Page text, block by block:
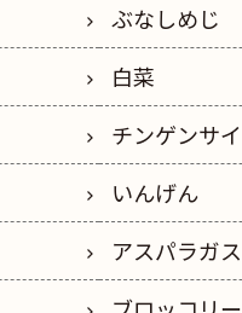
ぶなしめじ
白菜
チンゲンサイ
いんげん
アスパラガス